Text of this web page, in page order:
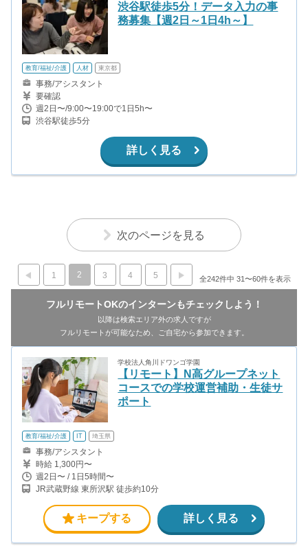
渋谷駅徒歩5分！データ入力の事
務募集【週2日～1日4h～】
教育/福祉/介護 人材 東京都
事務/アシスタント
要確認
週2日〜/9:00〜19:00で1日5h〜
渋谷駅徒歩5分
詳しく見る
次のページを見る
1 2 3 4 5 全242件中 31〜60件を表示
フルリモートOKのインターンもチェックしよう！
以降は検索エリア外の求人ですが
フルリモートが可能なため、ご自宅から参加できます。
学校法人角川ドワンゴ学園
【リモート】N高グループネット
コースでの学校運営補助・生徒サ
ポート
教育/福祉/介護 IT 埼玉県
事務/アシスタント
時給 1,300円〜
週2日〜 / 1日5時間〜
JR武蔵野線 東所沢駅 徒歩約10分
キープする 詳しく見る